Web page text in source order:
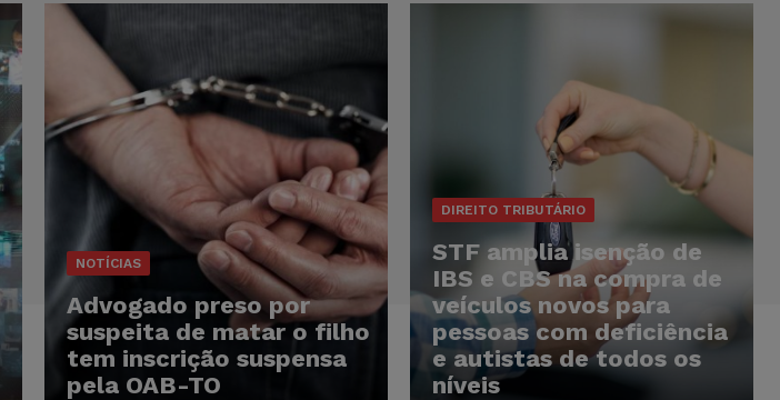
NOTÍCIAS
Advogado preso por
suspeita de matar o filho
tem inscrição suspensa
pela OAB-TO
DIREITO TRIBUTÁRIO
STF amplia isenção de
IBS e CBS na compra de
veículos novos para
pessoas com deficiência
e autistas de todos os
níveis